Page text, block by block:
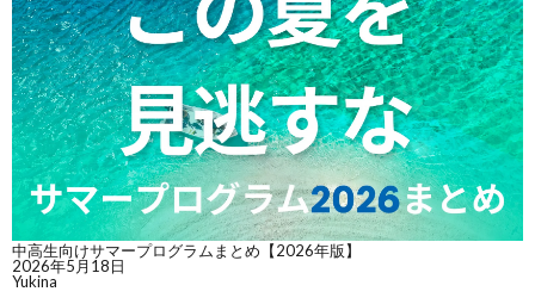
中高生向けサマープログラムまとめ【2026年版】
2026年5月18日
Yukina